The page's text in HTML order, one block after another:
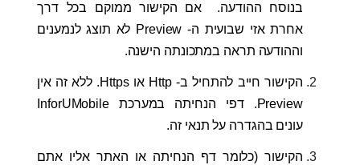
בנוסח ההודעה. אם הקישור ממוקם בכל דרך
אחרת אזי שבועית ה- Preview לא תוצג לנמענים
וההודעה תראה במתכונתה הישנה.
הקישור חייב להתחיל ב- Http או Https. ללא זה אין
Preview. דפי הנחיתה במערכת InforUMobile
עונים בהגדרה על תנאי זה.
הקישור (כלומר דף הנחיתה או האתר אליו אתם